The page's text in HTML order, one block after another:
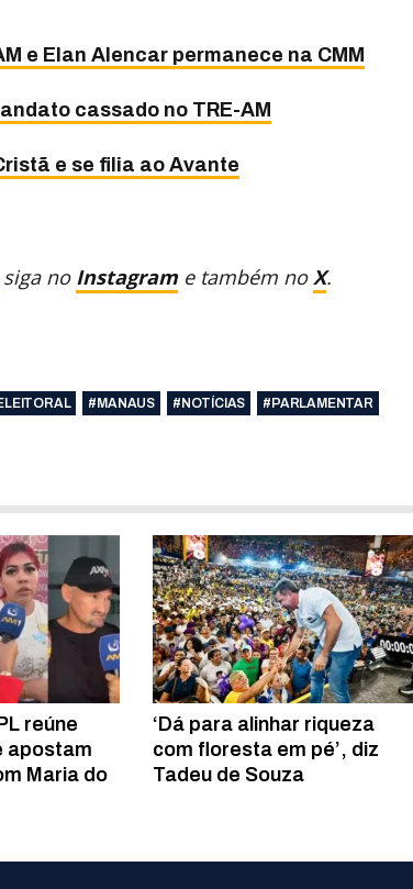
e Elan Alencar permanece na CMM
cassado no TRE-AM
e se filia ao Avante
no Instagram e também no X.
#MANAUS #NOTÍCIAS #PARLAMENTAR
reúne
apostam
Maria do
‘Dá para alinhar riqueza
com floresta em pé’, diz
Tadeu de Souza